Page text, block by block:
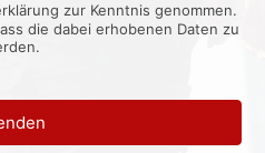
zur Kenntnis genommen.
die dabei erhobenen Daten zu